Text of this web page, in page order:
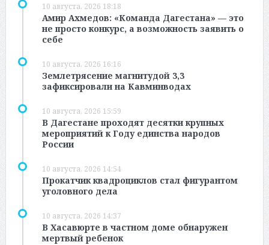
10 августа, 2026 18:18
Амир Ахмедов: «Команда Дагестана» — это
не просто конкурс, а возможность заявить о
себе
10 августа, 2026 16:16
Землетрясение магнитудой 3,3
зафиксировали на Кавминводах
10 августа, 2026 15:59
В Дагестане проходят десятки крупных
мероприятий к Году единства народов
России
10 августа, 2026 14:54
Прокатчик квадроциклов стал фигурантом
уголовного дела
10 августа, 2026 14:37
В Хасавюрте в частном доме обнаружен
мертвый ребенок